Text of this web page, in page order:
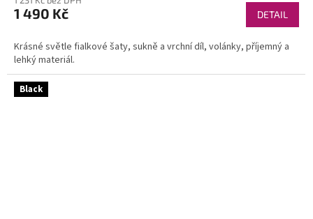
1 490 Kč DETAIL
Krásné světle fialkové šaty, sukně a vrchní díl, volánky, příjemný a
lehký materiál.
Black